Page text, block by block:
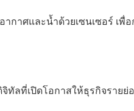
กาศและน้ำด้วยเซนเซอร์ เพื่
ทัลที่เปิดโอกาสให้ธุรกิจรายย่